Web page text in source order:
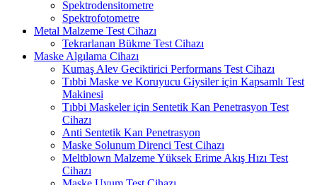
Spektrodensitometre
Spektrofotometre
Metal Malzeme Test Cihazı
Tekrarlanan Bükme Test Cihazı
Maske Algılama Cihazı
Kumaş Alev Geciktirici Performans Test Cihazı
Tıbbi Maske ve Koruyucu Giysiler için Kapsamlı Test
Makinesi
Tıbbi Maskeler için Sentetik Kan Penetrasyon Test
Cihazı
Anti Sentetik Kan Penetrasyon
Maske Solunum Direnci Test Cihazı
Meltblown Malzeme Yüksek Erime Akış Hızı Test
Cihazı